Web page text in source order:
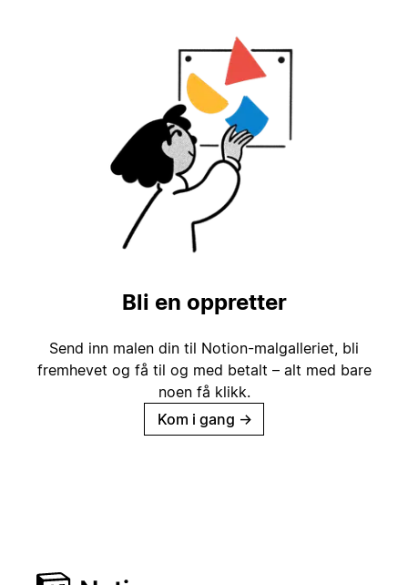
Bli en oppretter
Send inn malen din til Notion-malgalleriet, bli
fremhevet og få til og med betalt – alt med bare
noen få klikk.
Kom i gang →